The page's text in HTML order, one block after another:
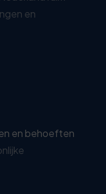
en
en behoeften